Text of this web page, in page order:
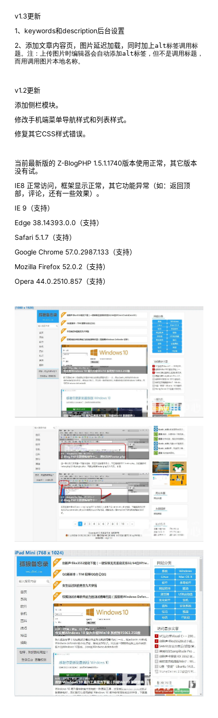
v1.3更新
1、keywords和description后台设置
2、添加文章内容页，图片延迟加载，同时加上alt标签调用标
题。注：上传图片时编辑器会自动添加alt标签，但不是调用标题，
而用调用图片本地名称。
v1.2更新
添加侧栏模块。
修改手机端菜单导航样式和列表样式。
修复其它CSS样式错误。
当前最新版的 Z-BlogPHP 1.5.1.1740版本使用正常，其它版本
没有试。
IE8 正常访问，框架显示正常，其它功能异常（如：返回顶
部，评论，还有一些效果）。
IE 9（支持）
Edge 38.14393.0.0（支持）
Safari 5.1.7（支持）
Google Chrome 57.0.2987.133（支持）
Mozilla Firefox 52.0.2（支持）
Opera 44.0.2510.857（支持）